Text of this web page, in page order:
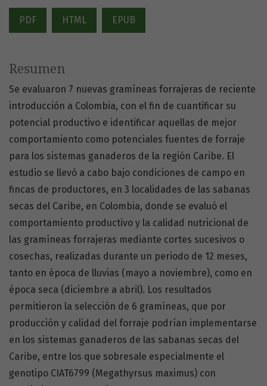
PDF HTML EPUB
Resumen
Se evaluaron 7 nuevas gramíneas forrajeras de reciente
introducción a Colombia, con el fin de cuantificar su
potencial productivo e identificar aquellas de mejor
comportamiento como potenciales fuentes de forraje
para los sistemas ganaderos de la región Caribe. El
estudio se llevó a cabo bajo condiciones de campo en
fincas de productores, en 3 localidades de las sabanas
secas del Caribe, en Colombia, donde se evaluó el
comportamiento productivo y la calidad nutricional de
las gramíneas forrajeras mediante cortes sucesivos o
cosechas, realizadas durante un periodo de 12 meses,
tanto en época de lluvias (mayo a noviembre), como en
época seca (diciembre a abril). Los resultados
permitieron la selección de 6 gramíneas, que por
producción y calidad del forraje podrían implementarse
en los sistemas ganaderos de las sabanas secas del
Caribe, entre los que sobresale especialmente el
genotipo CIAT6799 (Megathyrsus maximus) con